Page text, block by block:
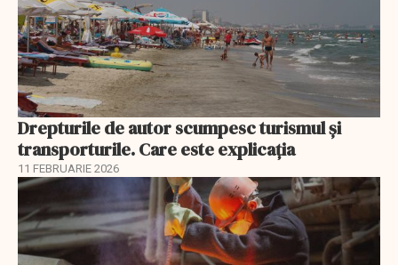
Drepturile de autor scumpesc turismul și
transporturile. Care este explicația
11 FEBRUARIE 2026